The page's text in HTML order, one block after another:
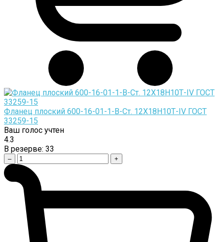
Фланец плоский 600-16-01-1-B-Cт. 12Х18Н10Т-IV ГОСТ
33259-15
Ваш голос учтен
4.3
В резерве: 33
– +